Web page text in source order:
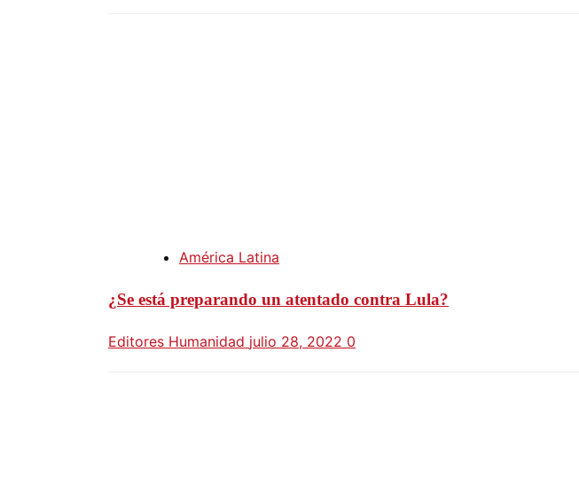
América Latina
¿Se está preparando un atentado contra Lula?
Editores Humanidad julio 28, 2022 0